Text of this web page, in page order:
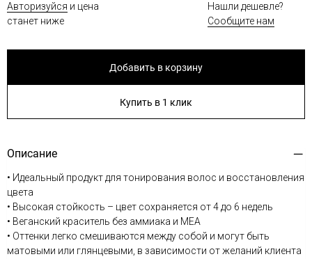
Авторизуйся и цена
станет ниже
Нашли дешевле?
Сообщите нам
Добавить в корзину
Купить в 1 клик
Описание
• Идеальный продукт для тонирования волос и восстановления
цвета
• Высокая стойкость – цвет сохраняется от 4 до 6 недель
• Веганский краситель без аммиака и MEA
• Оттенки легко смешиваются между собой и могут быть
матовыми или глянцевыми, в зависимости от желаний клиента